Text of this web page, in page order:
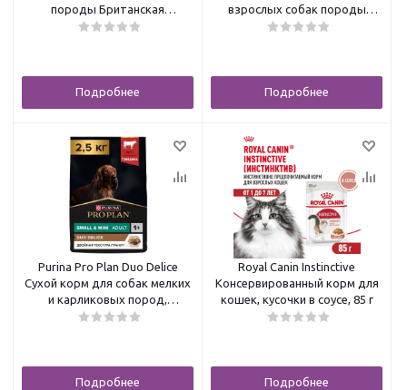
породы Британская
короткошерстная, 400 г
Подробнее
взрослых собак породы
Йоркширский терьер, 500 г
Подробнее
Purina Pro Plan Duo Delice
Сухой корм для собак мелких
и карликовых пород,
говядина с рисом, 2,5 кг
Подробнее
Royal Canin Instinctive
Консервированный корм для
кошек, кусочки в соусе, 85 г
Подробнее